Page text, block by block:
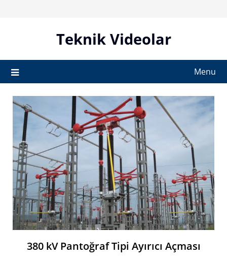
Teknik Videolar
Menu
380 kV Pantoğraf Tipi Ayırıcı Açması